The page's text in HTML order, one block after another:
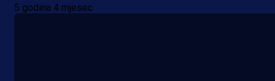
5 godina 4 mjesec